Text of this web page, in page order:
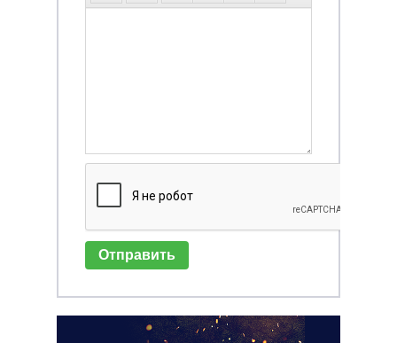
Отправить